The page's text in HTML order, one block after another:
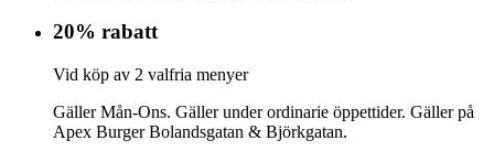
20% rabatt
Vid köp av 2 valfria menyer
Gäller Mån-Ons. Gäller under ordinarie öppettider. Gäller på
Apex Burger Bolandsgatan & Björkgatan.